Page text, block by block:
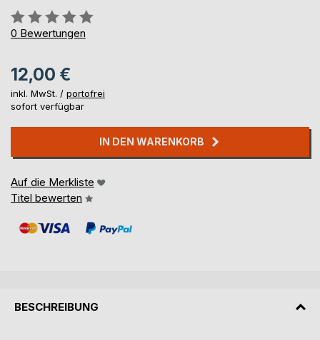
Bewertung::
0%
0 Bewertungen
12,00 €
inkl. MwSt. / portofrei
sofort verfügbar
IN DEN WARENKORB
Auf die Merkliste
Titel bewerten
BESCHREIBUNG